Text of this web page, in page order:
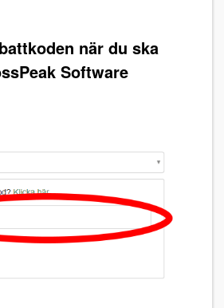
när du ska
Software